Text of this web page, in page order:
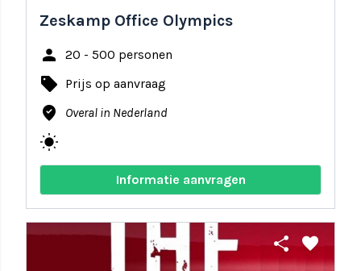
Zeskamp Office Olympics
person 20 - 500 personen
local_offer Prijs op aanvraag
where_to_vote Overal in Nederland
wb_sunny
Informatie aanvragen
share favorite